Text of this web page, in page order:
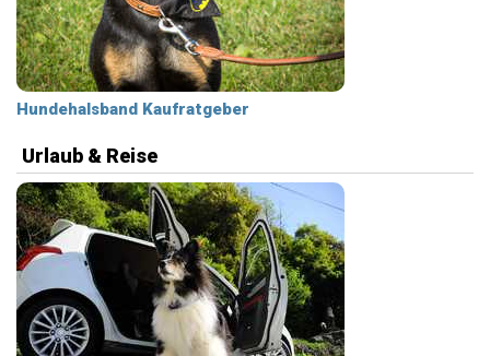
Hundehalsband Kaufratgeber
Urlaub & Reise